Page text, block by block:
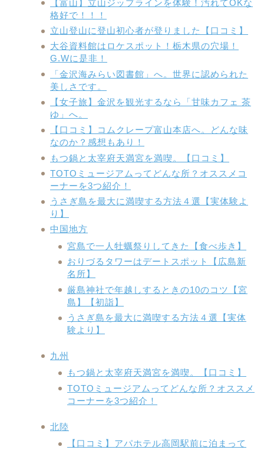
【富山】立山ジップラインを体験！汚れてOKな
格好で！！！
立山登山に登山初心者が登りました【口コミ】
大谷資料館はロケスポット！栃木県の穴場！
G.Wに是非！
「金沢海みらい図書館」へ。世界に認められた
美しさです。
【女子旅】金沢を観光するなら「甘味カフェ 茶
ゆ」へ。
【口コミ】コムクレープ富山本店へ。どんな味
なのか？感想もあり！
もつ鍋と太宰府天満宮を満喫。【口コミ】
TOTOミュージアムってどんな所？オススメコ
ーナーを3つ紹介！
うさぎ島を最大に満喫する方法４選【実体験よ
り】
中国地方
宮島で一人牡蠣祭りしてきた【食べ歩き】
おりづるタワーはデートスポット【広島新
名所】
厳島神社で年越しするときの10のコツ【宮
島】【初詣】
うさぎ島を最大に満喫する方法４選【実体
験より】
九州
もつ鍋と太宰府天満宮を満喫。【口コミ】
TOTOミュージアムってどんな所？オススメ
コーナーを3つ紹介！
北陸
【口コミ】アパホテル高岡駅前に泊まって